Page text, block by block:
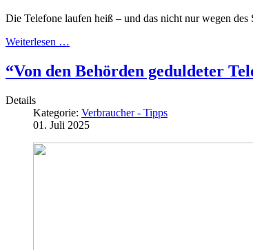
Die Telefone laufen heiß – und das nicht nur wegen
Weiterlesen …
“Von den Behörden geduldeter
Details
Kategorie: Verbraucher - Tipps
01. Juli 2025